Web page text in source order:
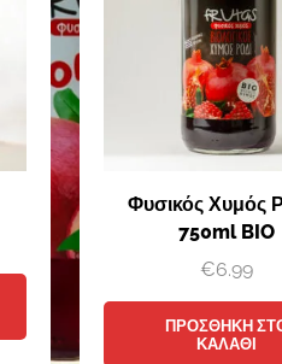
Φυσικός Χυμός
750ml BIO
€6.99
ΠΡΟΣΘΉΚΗ
ΚΑΛΆΘΙ